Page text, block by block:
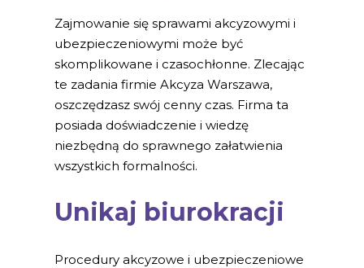
Zajmowanie się sprawami akcyzowymi i
ubezpieczeniowymi może być
skomplikowane i czasochłonne. Zlecając
te zadania firmie Akcyza Warszawa,
oszczędzasz swój cenny czas. Firma ta
posiada doświadczenie i wiedzę
niezbędną do sprawnego załatwienia
wszystkich formalności.
Unikaj biurokracji
Procedury akcyzowe i ubezpieczeniowe